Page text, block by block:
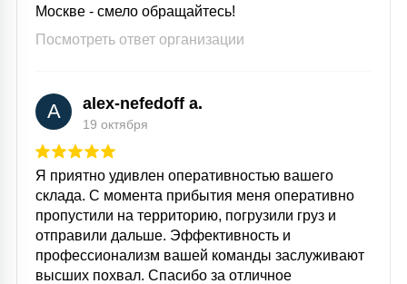
Москве - смело обращайтесь!
Посмотреть ответ организации
A alex-nefedoff a.
19 октября
Я приятно удивлен оперативностью вашего
склада. С момента прибытия меня оперативно
пропустили на территорию, погрузили груз и
отправили дальше. Эффективность и
профессионализм вашей команды заслуживают
высших похвал. Спасибо за отличное